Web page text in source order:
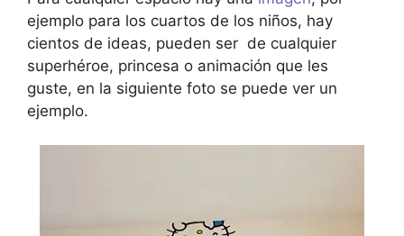
ejemplo para los cuartos de los niños, hay
cientos de ideas, pueden ser de cualquier
superhéroe, princesa o animación que les
guste, en la siguiente foto se puede ver un
ejemplo.